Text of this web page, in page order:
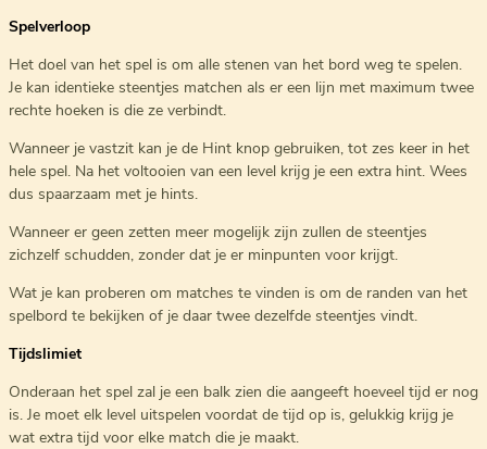
Spelverloop
Het doel van het spel is om alle stenen van het bord weg te spelen.
Je kan identieke steentjes matchen als er een lijn met maximum twee
rechte hoeken is die ze verbindt.
Wanneer je vastzit kan je de Hint knop gebruiken, tot zes keer in het
hele spel. Na het voltooien van een level krijg je een extra hint. Wees
dus spaarzaam met je hints.
Wanneer er geen zetten meer mogelijk zijn zullen de steentjes
zichzelf schudden, zonder dat je er minpunten voor krijgt.
Wat je kan proberen om matches te vinden is om de randen van het
spelbord te bekijken of je daar twee dezelfde steentjes vindt.
Tijdslimiet
Onderaan het spel zal je een balk zien die aangeeft hoeveel tijd er nog
is. Je moet elk level uitspelen voordat de tijd op is, gelukkig krijg je
wat extra tijd voor elke match die je maakt.